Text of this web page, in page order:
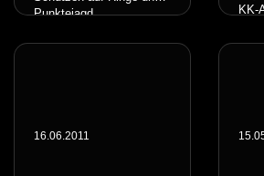
Punktejagd.
KK-
16.06.2011